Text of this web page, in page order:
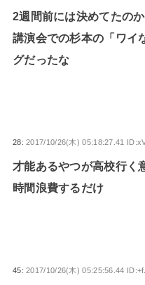
2週間前には決めてたのか
講演会での杉本の「ワイ
グだったな
28:2017/10/26(木) 05:18:27.41
才能あるやつが高校行く
時間浪費するだけ
45:2017/10/26(木) 05:25:56.44